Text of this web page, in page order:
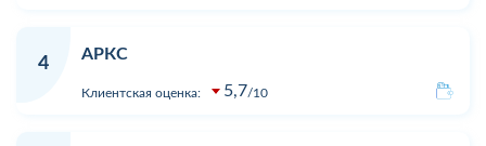
4
АРКС
Клиентская оценка: 5,7 10